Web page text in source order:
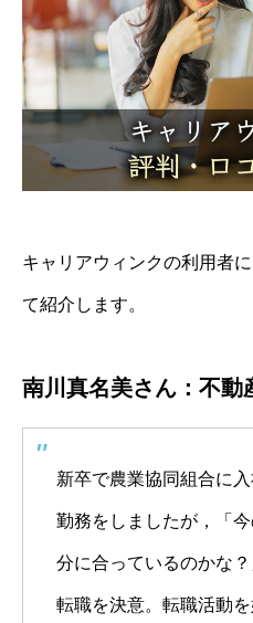
キャリアウィンクの利用者
て紹介します。
南川真名美さん：不動
新卒で農業協同組合に
勤務をしましたが，「
分に合っているのかな
転職を決意。転職活動